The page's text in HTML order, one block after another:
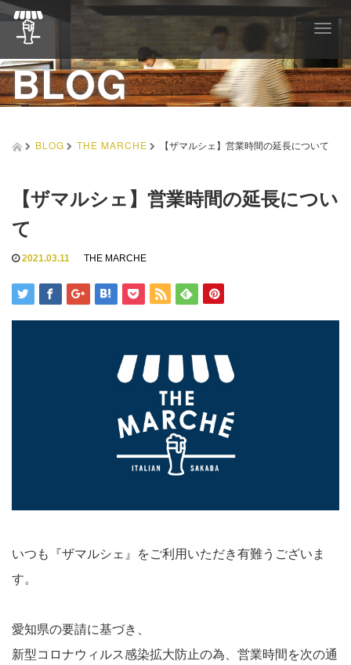
T
g
g
l
e
a
a
BLOG
BLOG THE MARCHE 【ザマルシェ】営業時間の延長について
【ザマルシェ】営業時間の延長につい
て
2021.03.11 THE MARCHE
いつも『ザマルシェ』をご利用いただき有難うございま
す。
愛知県の要請に基づき、
新型コロナウィルス感染拡大防止の為、営業時間を次の通